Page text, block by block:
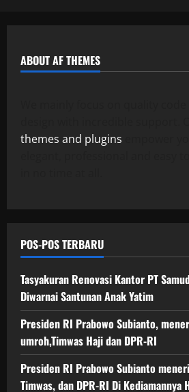
ABOUT AF THEMES
themes and plugins
POS-POS TERBARU
Tasyakuran Renovasi Kantor PT
Diwarnai Santunan Anak Yatim
Presiden RI Prabowo Subianto,
umroh,Timwas Haji dan DPR-RI
Presiden RI Prabowo Subianto
Timwas, dan DPR-RI Di Kediamannya